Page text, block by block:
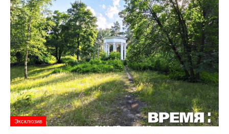
Эксклюзив